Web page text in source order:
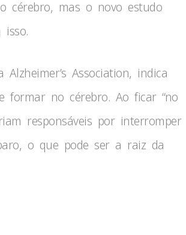
cérebro, mas o novo estudo
Association, indica
formar no cérebro. Ao ficar “no
responsáveis por interromper
o que pode ser a raiz da